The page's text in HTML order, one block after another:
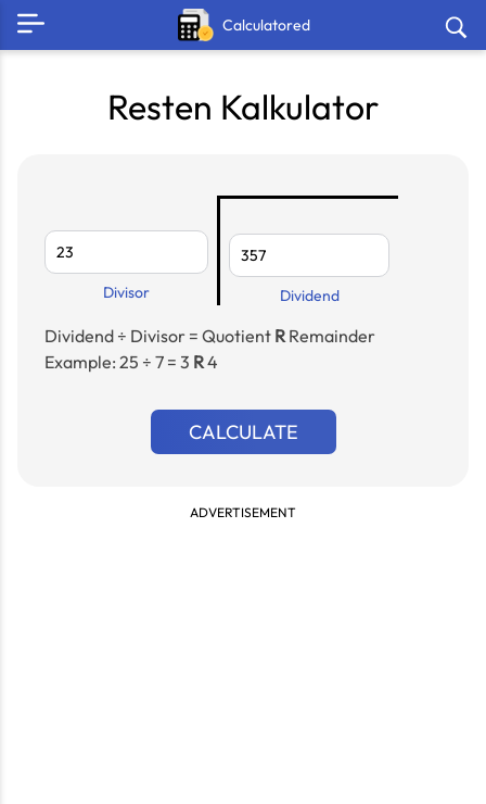
Calculatored
Resten Kalkulator
Divisor Dividend
Dividend ÷ Divisor = Quotient RRemainder
Example: 25 ÷ 7 = 3 R4
CALCULATE
ADVERTISEMENT